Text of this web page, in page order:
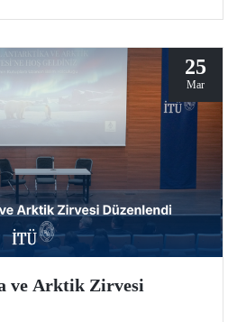
arasında Türkiye’den yer alan
25
Mar
ve Arktik Zirvesi